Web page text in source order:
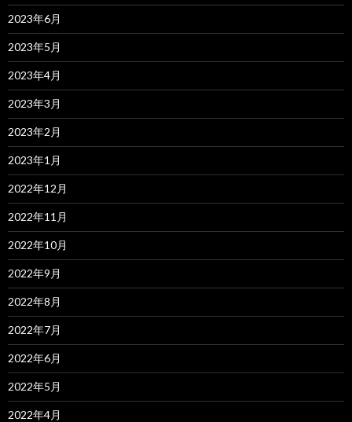
2023年6月
2023年5月
2023年4月
2023年3月
2023年2月
2023年1月
2022年12月
2022年11月
2022年10月
2022年9月
2022年8月
2022年7月
2022年6月
2022年5月
2022年4月